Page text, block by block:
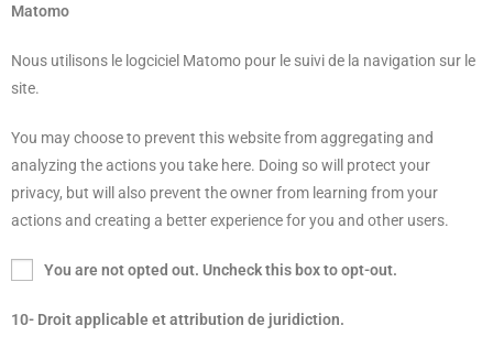
Matomo
Nous utilisons le logciciel Matomo pour le suivi de la navigation sur le
site.
You may choose to prevent this website from aggregating and
analyzing the actions you take here. Doing so will protect your
privacy, but will also prevent the owner from learning from your
actions and creating a better experience for you and other users.
You are not opted out. Uncheck this box to opt-out.
10- Droit applicable et attribution de juridiction.